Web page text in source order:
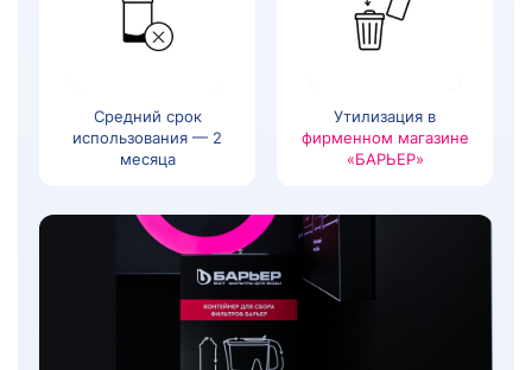
Средний срок
использования — 2
месяца
Утилизация в
фирменном магазине
«БАРЬЕР»